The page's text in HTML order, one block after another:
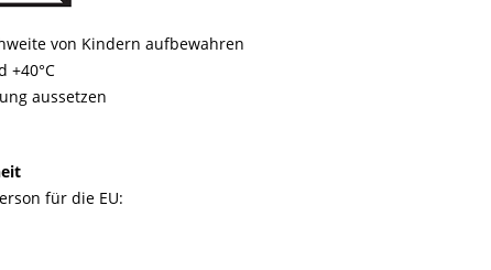
von Kindern aufbewahren
+40°C
aussetzen
für die EU: